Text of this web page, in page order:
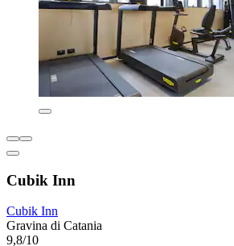
Cubik Inn
Cubik Inn
Gravina di Catania
9,8/10